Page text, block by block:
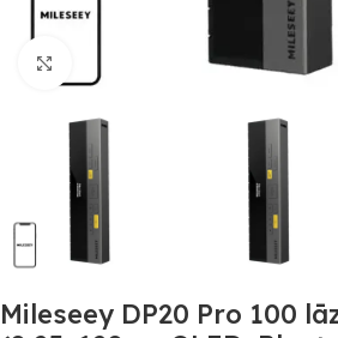
Noklikšķiniet, lai palielinātu
Mileseey DP20 Pro 100